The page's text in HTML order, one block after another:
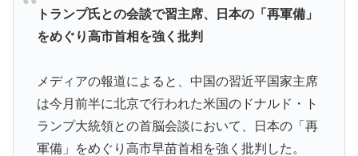
▶
上昇中のロケットに雷が落ちて画面が真っ白に「ロケッ
ト、大丈夫なの……？」【海外の反応】
転の口火に「三振率＆四球率が高い奇妙な二面性」
▶ 【あんこ】やる夫はパーティーを追放され復讐に生きる
ようです ～仕返し？ ざまぁ？ 人として幸せに生きるこ
とで相手に復讐しますが、何か？～ その3
トランプ氏との会談で習主席、日本の「再軍備」
をめぐり高市首相を強く批判
メディアの報道によると、中国の習近平国家主席
は今月前半に北京で行われた米国のドナルド・ト
ランプ大統領との首脳会談において、日本の「再
軍備」をめぐり高市早苗首相を強く批判した。